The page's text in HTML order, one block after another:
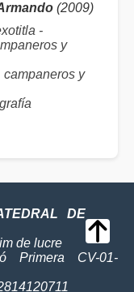
(2009)
-
y
y
DE
de lucre
Primera CV-01-